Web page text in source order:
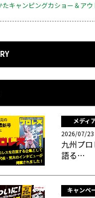
キャンピングカショー＆アウ
メディ
2026/07/23
九州プ
語る…
キャンペ